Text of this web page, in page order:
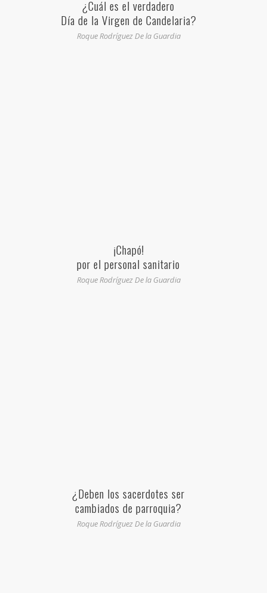
¿Cuál es el verdadero
Día de la Virgen de Candelaria?
Roque Rodríguez De la Guardia
¡Chapó!
por el personal sanitario
Roque Rodríguez De la Guardia
¿Deben los sacerdotes ser
cambiados de parroquia?
Roque Rodríguez De la Guardia